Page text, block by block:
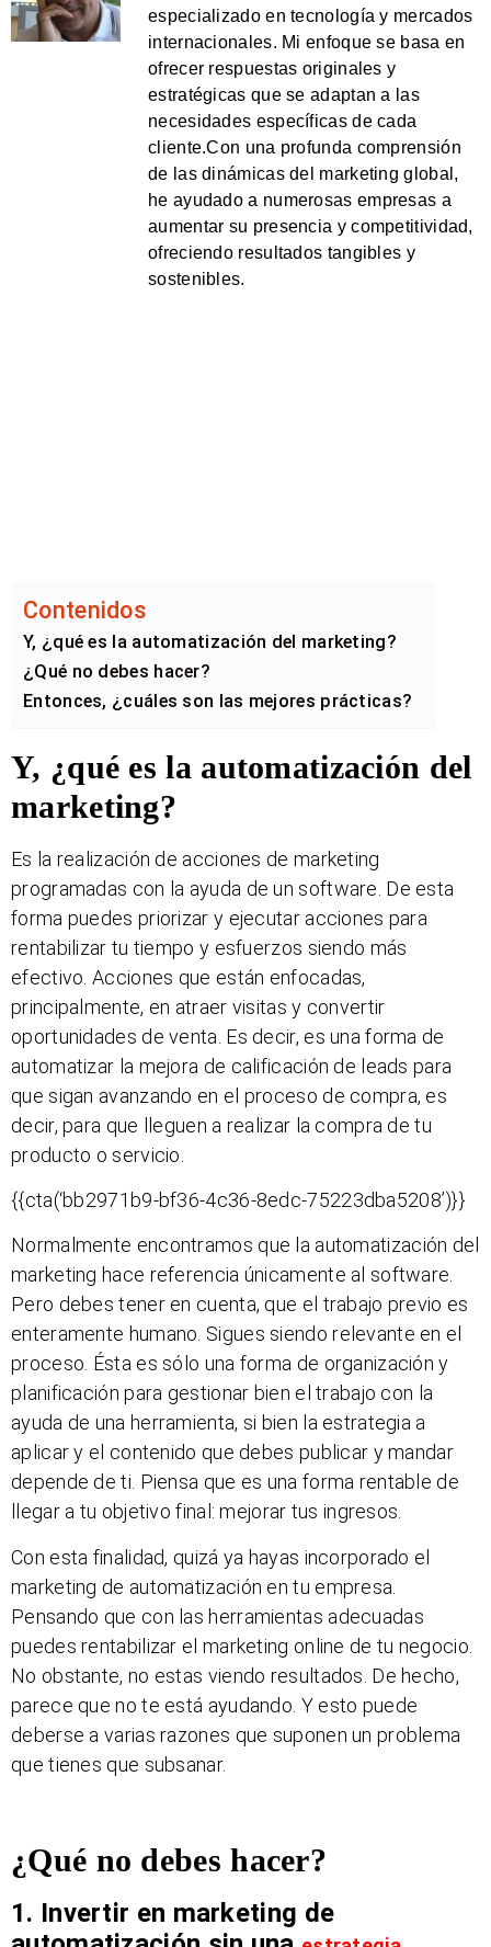
especializado en tecnología y mercados
internacionales. Mi enfoque se basa en
ofrecer respuestas originales y
estratégicas que se adaptan a las
necesidades específicas de cada
cliente.Con una profunda comprensión
de las dinámicas del marketing global,
he ayudado a numerosas empresas a
aumentar su presencia y competitividad,
ofreciendo resultados tangibles y
sostenibles.
Contenidos
Y, ¿qué es la automatización del marketing?
¿Qué no debes hacer?
Entonces, ¿cuáles son las mejores prácticas?
Y, ¿qué es la automatización del
marketing?
Es la realización de acciones de marketing
programadas con la ayuda de un software. De esta
forma puedes priorizar y ejecutar acciones para
rentabilizar tu tiempo y esfuerzos siendo más
efectivo. Acciones que están enfocadas,
principalmente, en atraer visitas y convertir
oportunidades de venta. Es decir, es una forma de
automatizar la mejora de calificación de leads para
que sigan avanzando en el proceso de compra, es
decir, para que lleguen a realizar la compra de tu
producto o servicio.
{{cta(‘bb2971b9-bf36-4c36-8edc-75223dba5208’)}}
Normalmente encontramos que la automatización del
marketing hace referencia únicamente al software.
Pero debes tener en cuenta, que el trabajo previo es
enteramente humano. Sigues siendo relevante en el
proceso. Ésta es sólo una forma de organización y
planificación para gestionar bien el trabajo con la
ayuda de una herramienta, si bien la estrategia a
aplicar y el contenido que debes publicar y mandar
depende de ti. Piensa que es una forma rentable de
llegar a tu objetivo final: mejorar tus ingresos.
Con esta finalidad, quizá ya hayas incorporado el
marketing de automatización en tu empresa.
Pensando que con las herramientas adecuadas
puedes rentabilizar el marketing online de tu negocio.
No obstante, no estas viendo resultados. De hecho,
parece que no te está ayudando. Y esto puede
deberse a varias razones que suponen un problema
que tienes que subsanar.
¿Qué no debes hacer?
1. Invertir en marketing de